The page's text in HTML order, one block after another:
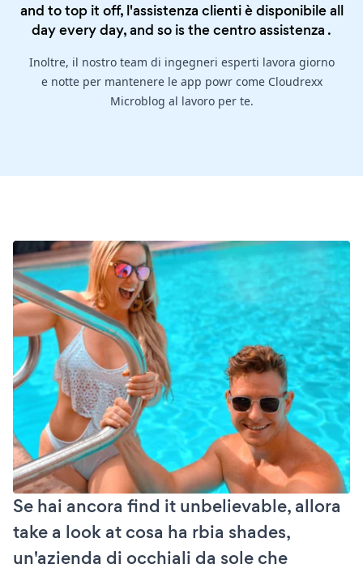
and to top it off, l'assistenza clienti è disponibile all
day every day, and so is thecentro assistenza .
Inoltre, il nostro team di ingegneri esperti lavora giorno
e notte per mantenere le app powr come Cloudrexx
Microblog al lavoro per te.
Se hai ancora find it unbelievable, allora
take a look at cosa ha rbia shades,
un'azienda di occhiali da sole che